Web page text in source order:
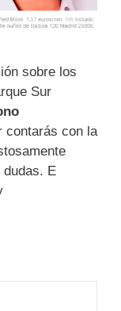
sobre los
Sur
contarás con la
dudas. E